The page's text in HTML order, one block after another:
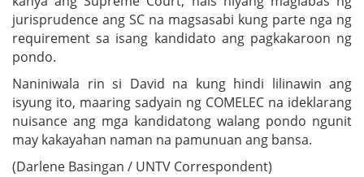
jurisprudence ang SC na magsasabi kung parte nga ng
requirement sa isang kandidato ang pagkakaroon ng
pondo.
Naniniwala rin si David na kung hindi lilinawin ang
isyung ito, maaring sadyain ng COMELEC na ideklarang
nuisance ang mga kandidatong walang pondo ngunit
may kakayahan naman na pamunuan ang bansa.
(Darlene Basingan / UNTV Correspondent)